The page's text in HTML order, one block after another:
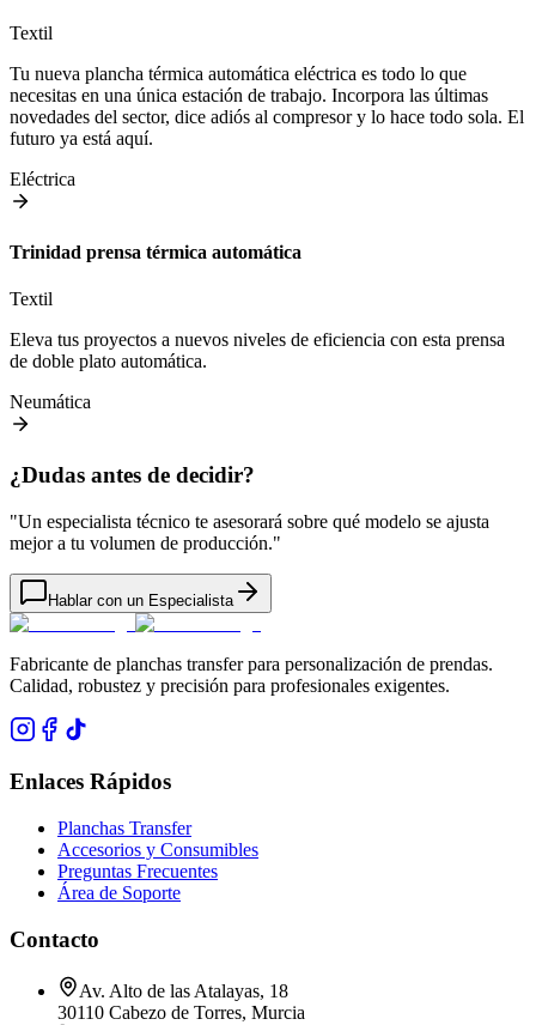
Textil
Tu nueva plancha térmica automática eléctrica es todo lo que
necesitas en una única estación de trabajo. Incorpora las últimas
novedades del sector, dice adiós al compresor y lo hace todo sola. El
futuro ya está aquí.
Eléctrica
Trinidad prensa térmica automática
Textil
Eleva tus proyectos a nuevos niveles de eficiencia con esta prensa
de doble plato automática.
Neumática
¿Dudas antes de decidir?
"Un especialista técnico te asesorará sobre qué modelo se ajusta
mejor a tu volumen de producción."
Hablar con un Especialista
Fabricante de planchas transfer para personalización de prendas.
Calidad, robustez y precisión para profesionales exigentes.
Enlaces Rápidos
Planchas Transfer
Accesorios y Consumibles
Preguntas Frecuentes
Área de Soporte
Contacto
Av. Alto de las Atalayas, 18
30110 Cabezo de Torres, Murcia